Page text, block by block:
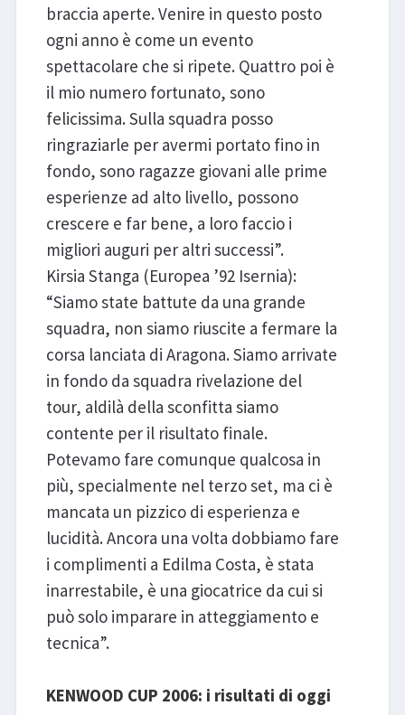
braccia aperte. Venire in questo posto
ogni anno è come un evento
spettacolare che si ripete. Quattro poi è
il mio numero fortunato, sono
felicissima. Sulla squadra posso
ringraziarle per avermi portato fino in
fondo, sono ragazze giovani alle prime
esperienze ad alto livello, possono
crescere e far bene, a loro faccio i
migliori auguri per altri successi”.
Kirsia Stanga (Europea ’92 Isernia):
“Siamo state battute da una grande
squadra, non siamo riuscite a fermare la
corsa lanciata di Aragona. Siamo arrivate
in fondo da squadra rivelazione del
tour, aldilà della sconfitta siamo
contente per il risultato finale.
Potevamo fare comunque qualcosa in
più, specialmente nel terzo set, ma ci è
mancata un pizzico di esperienza e
lucidità. Ancora una volta dobbiamo fare
i complimenti a Edilma Costa, è stata
inarrestabile, è una giocatrice da cui si
può solo imparare in atteggiamento e
tecnica”.
KENWOOD CUP 2006: i risultati di oggi